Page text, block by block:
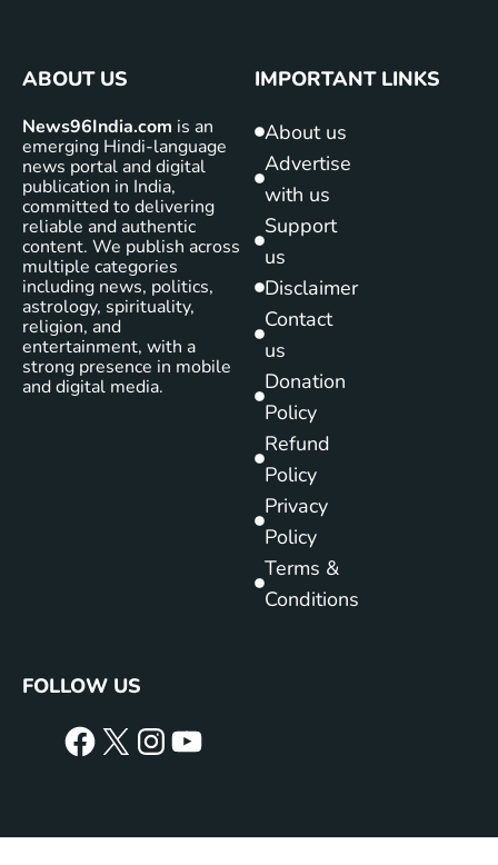
ABOUT US
News96India.com is an
emerging Hindi-language
news portal and digital
publication in India,
committed to delivering
reliable and authentic
content. We publish across
multiple categories
including news, politics,
astrology, spirituality,
religion, and
entertainment, with a
strong presence in mobile
and digital media.
IMPORTANT LINKS
About us
Advertise
with us
Support
us
Disclaimer
Contact
us
Donation
Policy
Refund
Policy
Privacy
Policy
Terms &
Conditions
FOLLOW US